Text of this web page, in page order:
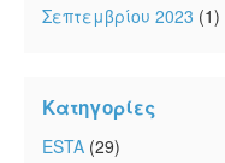
Σεπτεμβρίου 2023 (1)
Κατηγορίες
ESTA (29)